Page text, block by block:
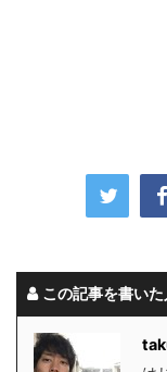
この記事を書いた